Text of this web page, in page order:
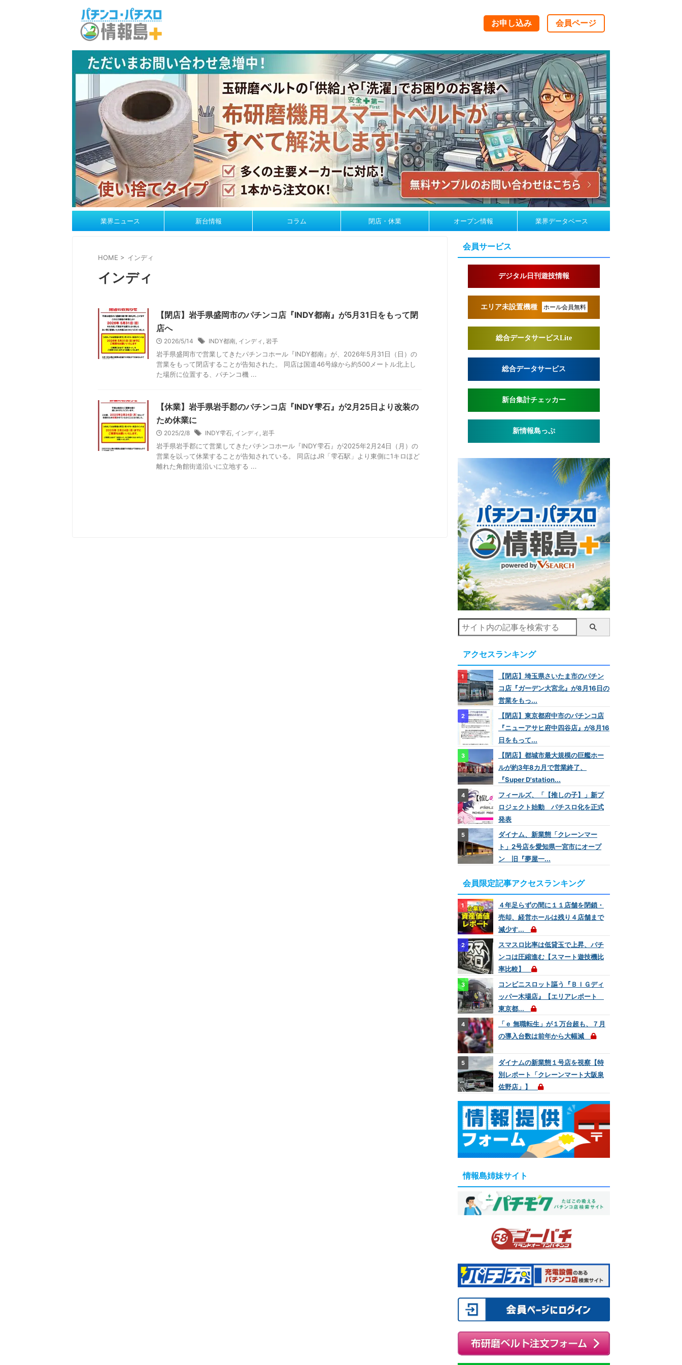
お申し込み 会員ページ
業界ニュース 新台情報 コラム 閉店・休業 オープン情報 業界データベース
HOME > インディ
インディ
【閉店】岩手県盛岡市のパチンコ店『INDY都南』が5月31日をもって閉
店へ
2026/5/14 INDY都南 インディ 岩手
岩手県盛岡市で営業してきたパチンコホール『INDY都南』が、2026年5月31日（日）の
営業をもって閉店することが告知された。 同店は国道46号線から約500メートル北上し
た場所に位置する、パチンコ機 ...
【休業】岩手県岩手郡のパチンコ店『INDY雫石』が2月25日より改装の
ため休業に
2025/2/8 INDY雫石 インディ 岩手
岩手県岩手郡にて営業してきたパチンコホール『INDY雫石』が2025年2月24日（月）の
営業を以って休業することが告知されている。 同店はJR「雫石駅」より東側に1キロほど
離れた角館街道沿いに立地する ...
会員サービス
デジタル日刊遊技情報
エリア未設置機種 ホール会員無料
総合データサービスLite
総合データサービス
新台集計チェッカー
新情報島っぷ
アクセスランキング
【閉店】埼玉県さいたま市のパチン
コ店『ガーデン大宮北』が8月16日の
営業をもっ...
【閉店】東京都府中市のパチンコ店
『ニューアサヒ府中四谷店』が8月16
日をもって...
【閉店】都城市最大規模の巨艦ホー
ルが約3年8カ月で営業終了、
『Super D'station...
フィールズ、「【推しの子】」新プ
ロジェクト始動 パチスロ化を正式
発表
ダイナム、新業態「クレーンマー
ト」2号店を愛知県一宮市にオープ
ン 旧『夢屋一...
会員限定記事アクセスランキング
４年足らずの間に１１店舗を閉鎖・
売却、経営ホールは残り４店舗まで
減少す...
スマスロ比率は低貸玉で上昇、パチ
ンコは圧縮進む【スマート遊技機比
率比較】
コンビニスロット謳う『ＢＩＧディ
ッパー木場店』【エリアレポート
東京都...
「ｅ 無職転生」が１万台超も、７月
の導入台数は前年から大幅減
ダイナムの新業態１号店を視察【特
別レポート「クレーンマート大阪泉
佐野店」】
情報島姉妹サイト